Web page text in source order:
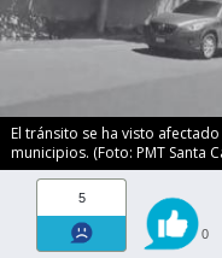
El tránsito se ha visto
municipios. (Foto: PMT Santa
5
0